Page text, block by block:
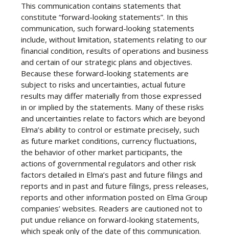
This communication contains statements that
constitute “forward-looking statements”. In this
communication, such forward-looking statements
include, without limitation, statements relating to our
financial condition, results of operations and business
and certain of our strategic plans and objectives.
Because these forward-looking statements are
subject to risks and uncertainties, actual future
results may differ materially from those expressed
in or implied by the statements. Many of these risks
and uncertainties relate to factors which are beyond
Elma’s ability to control or estimate precisely, such
as future market conditions, currency fluctuations,
the behavior of other market participants, the
actions of governmental regulators and other risk
factors detailed in Elma’s past and future filings and
reports and in past and future filings, press releases,
reports and other information posted on Elma Group
companies’ websites. Readers are cautioned not to
put undue reliance on forward-looking statements,
which speak only of the date of this communication.